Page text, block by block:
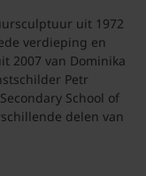
uit 1972
verdieping en
2007 van Dominika
Petr
School of
delen van